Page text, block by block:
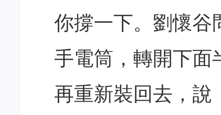
你撐一下。劉懷谷
手電筒，轉開下面
再重新裝回去，說